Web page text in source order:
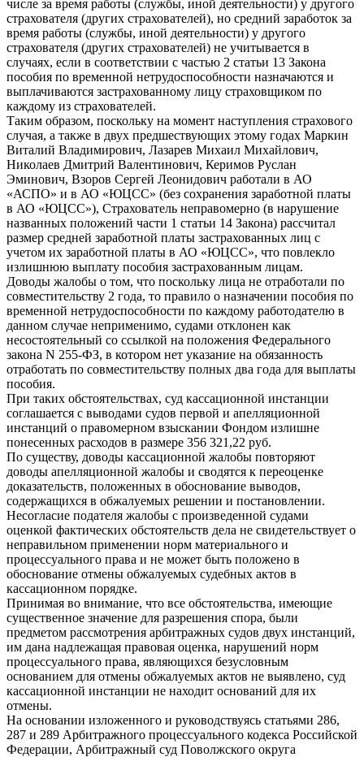
числе за время работы (службы, иной деятельности) у другого
страхователя (других страхователей), но средний заработок за
время работы (службы, иной деятельности) у другого
страхователя (других страхователей) не учитывается в
случаях, если в соответствии с частью 2 статьи 13 Закона
пособия по временной нетрудоспособности назначаются и
выплачиваются застрахованному лицу страховщиком по
каждому из страхователей.
Таким образом, поскольку на момент наступления страхового
случая, а также в двух предшествующих этому годах Маркин
Виталий Владимирович, Лазарев Михаил Михайлович,
Николаев Дмитрий Валентинович, Керимов Руслан
Эминович, Взоров Сергей Леонидович работали в АО
«АСПО» и в АО «ЮЦСС» (без сохранения заработной платы
в АО «ЮЦСС»), Страхователь неправомерно (в нарушение
названных положений части 1 статьи 14 Закона) рассчитал
размер средней заработной платы застрахованных лиц с
учетом их заработной платы в АО «ЮЦСС», что повлекло
излишнюю выплату пособия застрахованным лицам.
Доводы жалобы о том, что поскольку лица не отработали по
совместительству 2 года, то правило о назначении пособия по
временной нетрудоспособности по каждому работодателю в
данном случае неприменимо, судами отклонен как
несостоятельный со ссылкой на положения Федерального
закона N 255-ФЗ, в котором нет указание на обязанность
отработать по совместительству полных два года для выплаты
пособия.
При таких обстоятельствах, суд кассационной инстанции
соглашается с выводами судов первой и апелляционной
инстанций о правомерном взыскании Фондом излишне
понесенных расходов в размере 356 321,22 руб.
По существу, доводы кассационной жалобы повторяют
доводы апелляционной жалобы и сводятся к переоценке
доказательств, положенных в обоснование выводов,
содержащихся в обжалуемых решении и постановлении.
Несогласие подателя жалобы с произведенной судами
оценкой фактических обстоятельств дела не свидетельствует о
неправильном применении норм материального и
процессуального права и не может быть положено в
обоснование отмены обжалуемых судебных актов в
кассационном порядке.
Принимая во внимание, что все обстоятельства, имеющие
существенное значение для разрешения спора, были
предметом рассмотрения арбитражных судов двух инстанций,
им дана надлежащая правовая оценка, нарушений норм
процессуального права, являющихся безусловным
основанием для отмены обжалуемых актов не выявлено, суд
кассационной инстанции не находит оснований для их
отмены.
На основании изложенного и руководствуясь статьями 286,
287 и 289 Арбитражного процессуального кодекса Российской
Федерации, Арбитражный суд Поволжского округа